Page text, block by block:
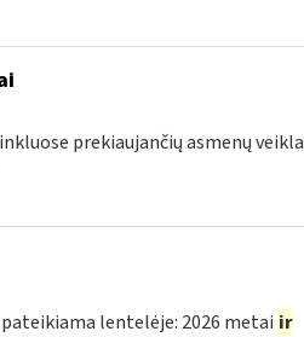
prekiaujančių asmenų veikla
lentelėje: 2026 metai ir